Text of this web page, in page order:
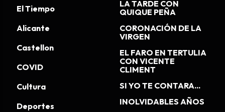
El Tiempo
Alicante
Castellon
COVID
Cultura
Deportes
LA TARDE CON
QUIQUE PEÑA
CORONACIÓN DE LA
VIRGEN
EL FARO EN TERTULIA
CON VICENTE
CLIMENT
SI YO TE CONTARA...
INOLVIDABLES AÑOS